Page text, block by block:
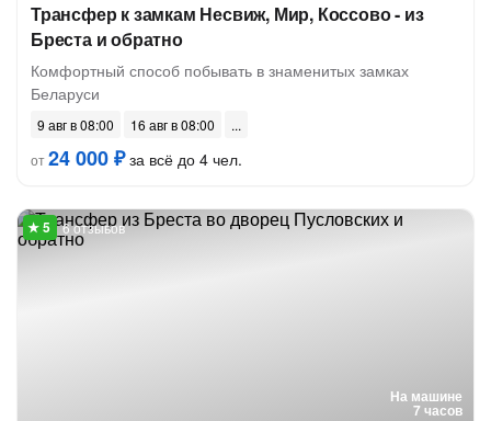
Трансфер к замкам Несвиж, Мир, Коссово - из
Бреста и обратно
Комфортный способ побывать в знаменитых замках
Беларуси
9 авг в 08:00
16 авг в 08:00
от24 000 ₽за всё до 4 чел.
На машине
7 часов
6 отзывов